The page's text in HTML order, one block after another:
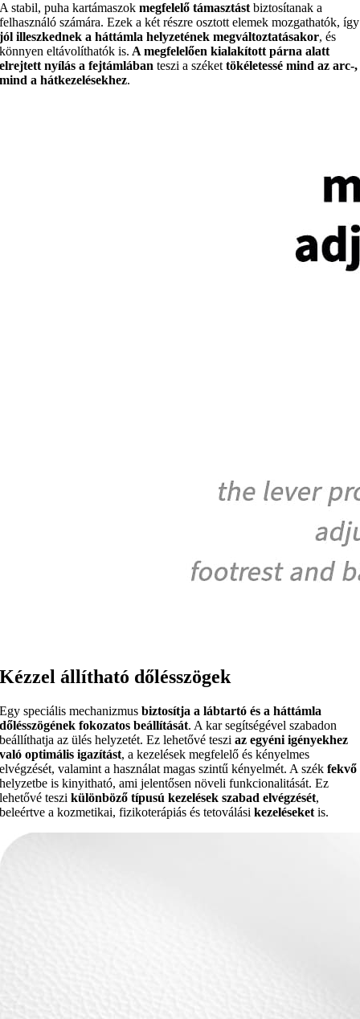
A stabil, puha kartámaszokmegfelelő támasztást biztosítanak a
felhasználó számára. Ezek a két részre osztott elemek mozgathatók, így
jól illeszkednek a háttámla helyzetének megváltoztatásakor, és
könnyen eltávolíthatók is. A megfelelően kialakított párna alatt
elrejtett nyílás a fejtámlában teszi a székettökéletessé mind az arc-,
mind a hátkezelésekhez.
Kézzel állítható dőlésszögek
Egy speciális mechanizmusbiztosítja a lábtartó és a háttámla
dőlésszögének fokozatos beállítását. A kar segítségével szabadon
beállíthatja az ülés helyzetét. Ez lehetővé tesziaz egyéni igényekhez
való optimális igazítást, a kezelések megfelelő és kényelmes
elvégzését, valamint a használat magas szintű kényelmét. A székfekvő
helyzetbe is kinyitható, ami jelentősen növeli funkcionalitását. Ez
lehetővé teszikülönböző típusú kezelések szabad elvégzését,
beleértve a kozmetikai, fizikoterápiás és tetoválásikezeléseket is.